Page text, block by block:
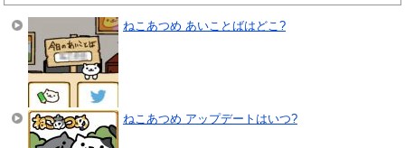
ねこあつめ あいことばはどこ?
ねこあつめ アップデートはいつ?